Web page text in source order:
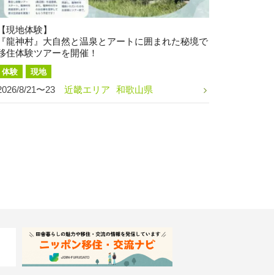
現地体験】
龍神村』大自然と温泉とアートに囲まれた秘境で
住体験ツアーを開催！
体験 現地
8/21〜23 近畿エリア 和歌山県